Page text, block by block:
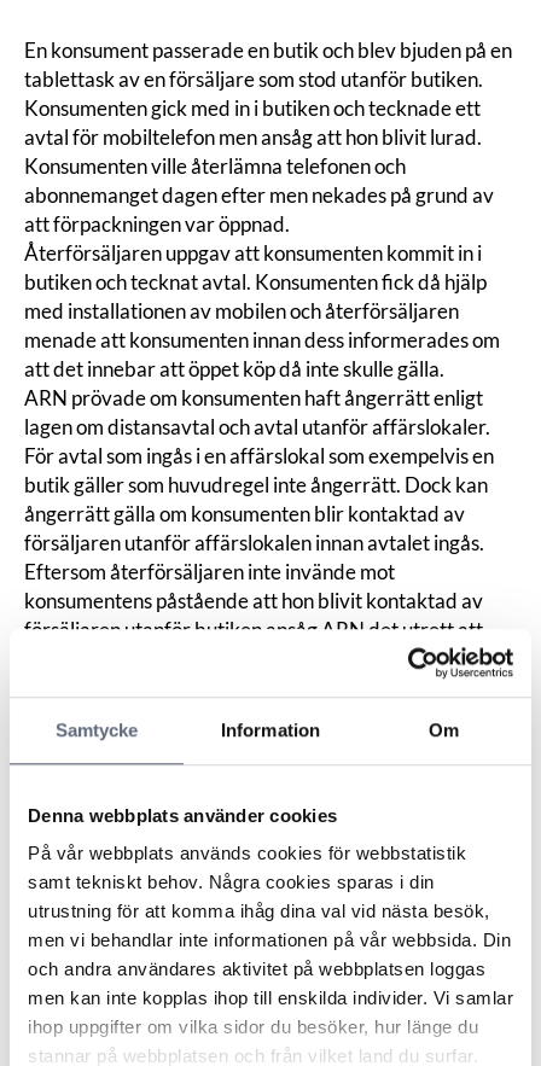
Samtycke Information Om
Denna webbplats använder cookies
På vår webbplats används cookies för webbstatistik
samt tekniskt behov. Några cookies sparas i din
utrustning för att komma ihåg dina val vid nästa besök,
men vi behandlar inte informationen på vår webbsida. Din
och andra användares aktivitet på webbplatsen loggas
men kan inte kopplas ihop till enskilda individer. Vi samlar
ihop uppgifter om vilka sidor du besöker, hur länge du
stannar på webbplatsen och från vilket land du surfar.
En konsument passerade en butik och blev bjuden på en
tablettask av en försäljare som stod utanför butiken.
Konsumenten gick med in i butiken och tecknade ett
avtal för mobiltelefon men ansåg att hon blivit lurad.
Konsumenten ville återlämna telefonen och
abonnemanget dagen efter men nekades på grund av
att förpackningen var öppnad.
Återförsäljaren uppgav att konsumenten kommit in i
butiken och tecknat avtal. Konsumenten fick då hjälp
med installationen av mobilen och återförsäljaren
menade att konsumenten innan dess informerades om
att det innebar att öppet köp då inte skulle gälla.
ARN prövade om konsumenten haft ångerrätt enligt
lagen om distansavtal och avtal utanför affärslokaler.
För avtal som ingås i en affärslokal som exempelvis en
butik gäller som huvudregel inte ångerrätt. Dock kan
ångerrätt gälla om konsumenten blir kontaktad av
försäljaren utanför affärslokalen innan avtalet ingås.
Eftersom återförsäljaren inte invände mot
konsumentens påstående att hon blivit kontaktad av
försäljaren utanför butiken ansåg ARN det utrett att
både säljaren och konsumenten samtidigt befunnit sig
att ingå avtal. För att en konsument ska anses ha blivit
kontaktad av försäljaren krävs att näringsidkarens
ARN skriver bland annat så här:
“Att enbart erbjuda förbipasserande konsumenter
reklamblad eller gåvor, såsom tablettaskar, för att locka
in dem i en butik kan enligt nämndens bedömning inte
anses innebära att en sådan kontakt tas som gör att
bestämmelsen ska gälla. I ärendet framgår dock att
mötet mellan [konsumenten] och säljaren varit mer
individualiserat än så. Enligt nämndens bedömning
riktade sig säljaren till [konsumenten] på ett sätt som